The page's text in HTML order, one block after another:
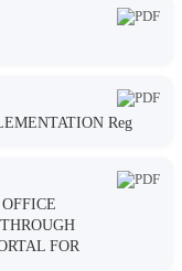
Reg
FOR